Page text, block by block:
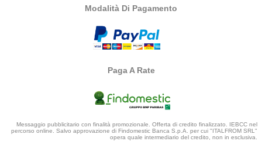
Modalità Di Pagamento
Paga A Rate
Messaggio pubblicitario con finalità promozionale. Offerta di credito finalizzato. IEBCC nel
percorso online. Salvo approvazione di Findomestic Banca S.p.A. per cui "ITALFROM SRL"
opera quale intermediario del credito, non in esclusiva.